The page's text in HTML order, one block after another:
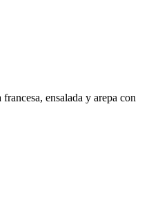
ensalada y arepa con